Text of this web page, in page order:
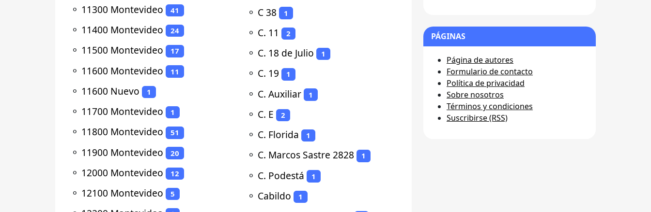
⚬ 11300 Montevideo 41
⚬ 11400 Montevideo 24
⚬ 11500 Montevideo 17
⚬ 11600 Montevideo 11
⚬ 11600 Nuevo 1
⚬ 11700 Montevideo 1
⚬ 11800 Montevideo 51
⚬ 11900 Montevideo 20
⚬ 12000 Montevideo 12
⚬ 12100 Montevideo 5
⚬ C 38 1
⚬ C. 11 2
⚬ C. 18 de Julio 1
⚬ C. 19 1
⚬ C. Auxiliar 1
⚬ C. E 2
⚬ C. Florida 1
⚬ C. Marcos Sastre 2828 1
⚬ C. Podestá 1
⚬ Cabildo 1
PÁGINAS
Página de autores
Formulario de contacto
Política de privacidad
Sobre nosotros
Términos y condiciones
Suscribirse (RSS)